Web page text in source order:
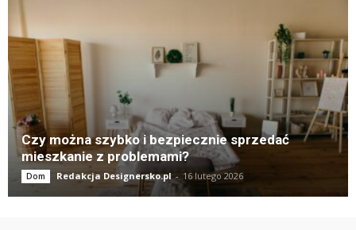
Czy można szybko i bezpiecznie sprzedać
mieszkanie z problemami?
Dom Redakcja Designersko.pl - 16 lutego 2026